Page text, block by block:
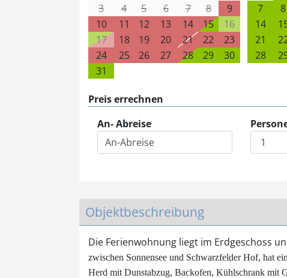
3
4 5 6 7 8
9
10
11 12 13 14 15
16
17
18 19 20 21 22
23
24
25 26 27 28 29
30
31
7
8
14
21
28
Preis errechnen
An- Abreise
Objektbeschreibung
Die Ferienwohnung liegt im Erdgeschoss
zwischen Sonnensee und Schwarzfelder Hof, hat
Herd mit Dunstabzug, Backofen, Kühlschrank mit